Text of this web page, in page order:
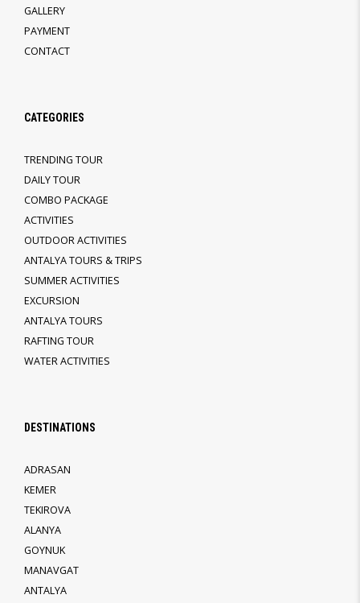
GALLERY
PAYMENT
CONTACT
CATEGORIES
TRENDING TOUR
DAILY TOUR
COMBO PACKAGE
ACTIVITIES
OUTDOOR ACTIVITIES
ANTALYA TOURS & TRIPS
SUMMER ACTIVITIES
EXCURSION
ANTALYA TOURS
RAFTING TOUR
WATER ACTIVITIES
DESTINATIONS
ADRASAN
KEMER
TEKIROVA
ALANYA
GOYNUK
MANAVGAT
ANTALYA